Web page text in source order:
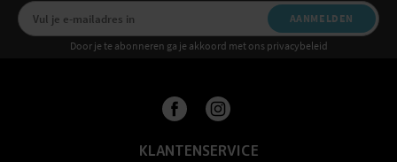
AANMELDEN
Door je te abonneren ga je akkoord met ons privacybeleid
KLANTENSERVICE